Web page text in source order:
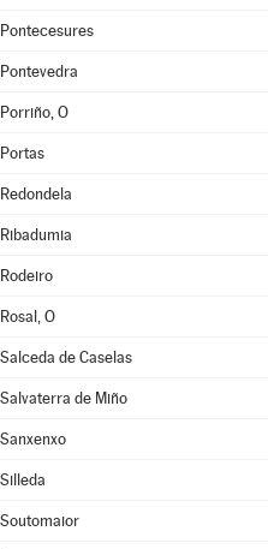
Pontecesures
Pontevedra
Porriño, O
Portas
Redondela
Ribadumia
Rodeiro
Rosal, O
Salceda de Caselas
Salvaterra de Miño
Sanxenxo
Silleda
Soutomaior